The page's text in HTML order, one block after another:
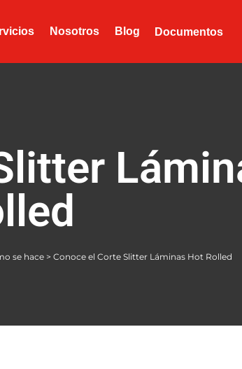
Nosotros Blog Documentos
se hace> Conoce el Corte Slitter Láminas Hot Rolled